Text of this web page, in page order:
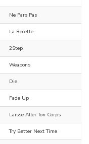
Ne Pars Pas
La Recette
2Step
Weapons
Die
Fade Up
Laisse Aller Ton Corps
Try Better Next Time